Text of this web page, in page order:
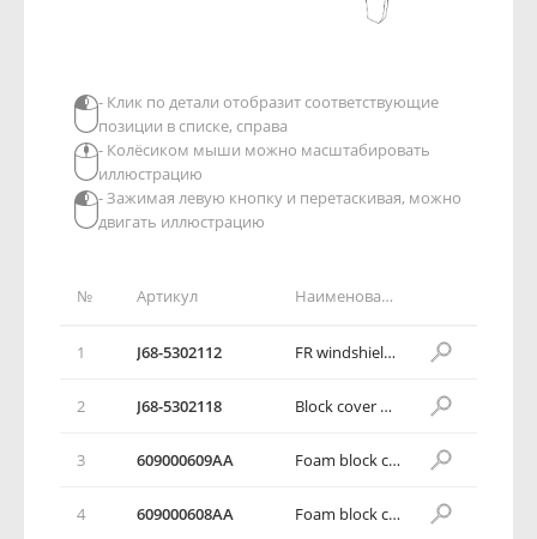
№ Артикул Наименование детали
1 J68-5302112 FR windshield LWR trim panel cover plate RH
2 J68-5302118 Block cover RH
3 609000609AA Foam block cover RH
4 609000608AA Foam block cover LH
- Клик по детали отобразит соответствующие
позиции в списке, справа
- Колёсиком мыши можно масштабировать
иллюстрацию
- Зажимая левую кнопку и перетаскивая, можно
двигать иллюстрацию